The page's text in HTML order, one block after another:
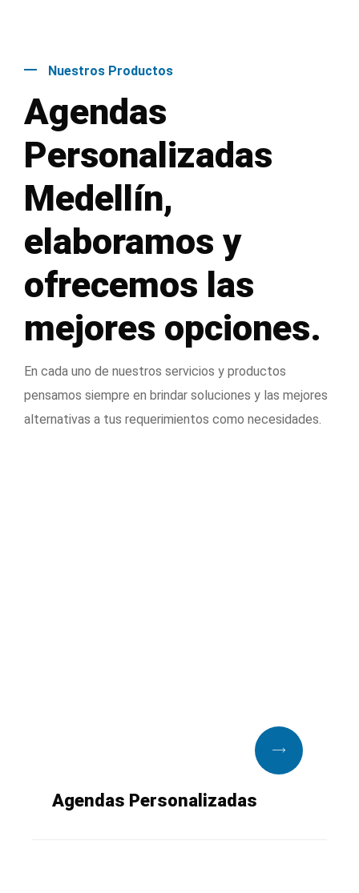
Nuestros Productos
Agendas
Personalizadas
Medellín,
elaboramos y
ofrecemos las
mejores opciones.
En cada uno de nuestros servicios y productos
pensamos siempre en brindar soluciones y las mejores
alternativas a tus requerimientos como necesidades.
Agendas Personalizadas